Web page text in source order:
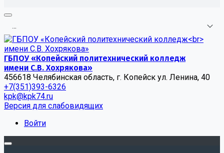
...
ГБПОУ «Копейский политехнический колледж
имени С.В. Хохрякова»
456618 Челябинская область, г. Копейск ул. Ленина, 40
+7(351)393-6326
kpk@kpk74.ru
Версия для слабовидящих
Войти